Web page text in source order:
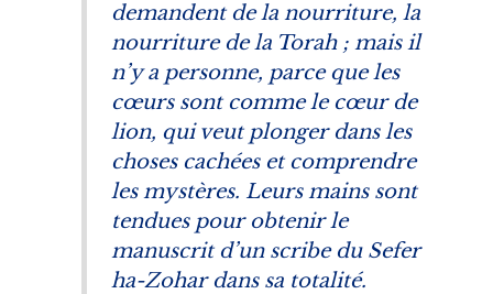
demandent de la nourriture, la
nourriture de la Torah ; mais il
n’y a personne, parce que les
cœurs sont comme le cœur de
lion, qui veut plonger dans les
choses cachées et comprendre
les mystères. Leurs mains sont
tendues pour obtenir le
manuscrit d’un scribe du Sefer
ha-Zohardans sa totalité.